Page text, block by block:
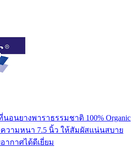
ที่นอนยางพาราธรรมชาติ 100% Organic
ความหนา 7.5 นิ้ว ให้สัมผัสแน่นสบาย
ากาศได้ดีเยี่ยม